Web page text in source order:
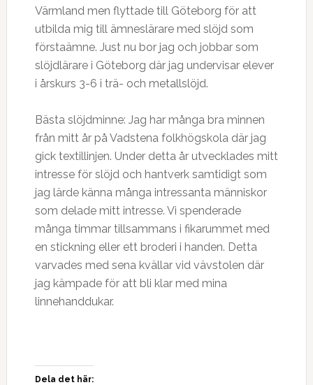
Värmland men flyttade till Göteborg för att
utbilda mig till ämneslärare med slöjd som
förstaämne. Just nu bor jag och jobbar som
slöjdlärare i Göteborg där jag undervisar elever
i årskurs 3-6 i trä- och metallslöjd.
Bästa slöjdminne: Jag har många bra minnen
från mitt år på Vadstena folkhögskola där jag
gick textillinjen. Under detta år utvecklades mitt
intresse för slöjd och hantverk samtidigt som
jag lärde känna många intressanta människor
som delade mitt intresse. Vi spenderade
många timmar tillsammans i fikarummet med
en stickning eller ett broderi i handen. Detta
varvades med sena kvällar vid vävstolen där
jag kämpade för att bli klar med mina
linnehanddukar.
Dela det här: